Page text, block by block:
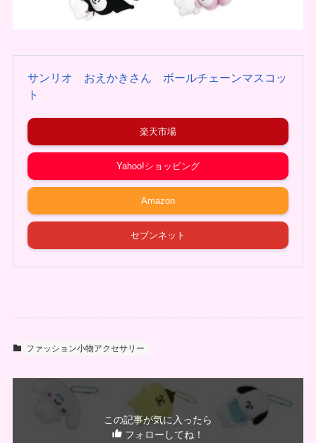
サンリオ おえかきさん ボールチェーンマスコッ
ト
楽天市場
Yahoo!ショッピング
Amazon
セブンネット
ファッション小物アクセサリー
この記事が気に入ったら
フォローしてね！